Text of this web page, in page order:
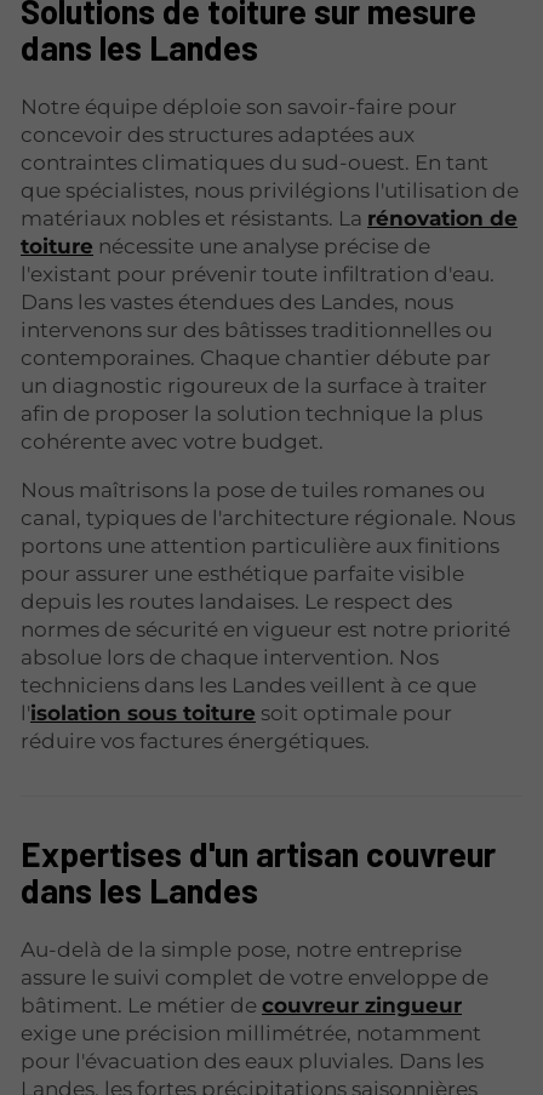
Solutions de toiture sur mesure
dans les Landes
Notre équipe déploie son savoir-faire pour
concevoir des structures adaptées aux
contraintes climatiques du sud-ouest. En tant
que spécialistes, nous privilégions l'utilisation de
matériaux nobles et résistants. La rénovation de
toiture nécessite une analyse précise de
l'existant pour prévenir toute infiltration d'eau.
Dans les vastes étendues des Landes, nous
intervenons sur des bâtisses traditionnelles ou
contemporaines. Chaque chantier débute par
un diagnostic rigoureux de la surface à traiter
afin de proposer la solution technique la plus
cohérente avec votre budget.
Nous maîtrisons la pose de tuiles romanes ou
canal, typiques de l'architecture régionale. Nous
portons une attention particulière aux finitions
pour assurer une esthétique parfaite visible
depuis les routes landaises. Le respect des
normes de sécurité en vigueur est notre priorité
absolue lors de chaque intervention. Nos
techniciens dans les Landes veillent à ce que
l'isolation sous toiture soit optimale pour
réduire vos factures énergétiques.
Expertises d'un artisan couvreur
dans les Landes
Au-delà de la simple pose, notre entreprise
assure le suivi complet de votre enveloppe de
bâtiment. Le métier de couvreur zingueur
exige une précision millimétrée, notamment
pour l'évacuation des eaux pluviales. Dans les
Landes, les fortes précipitations saisonnières